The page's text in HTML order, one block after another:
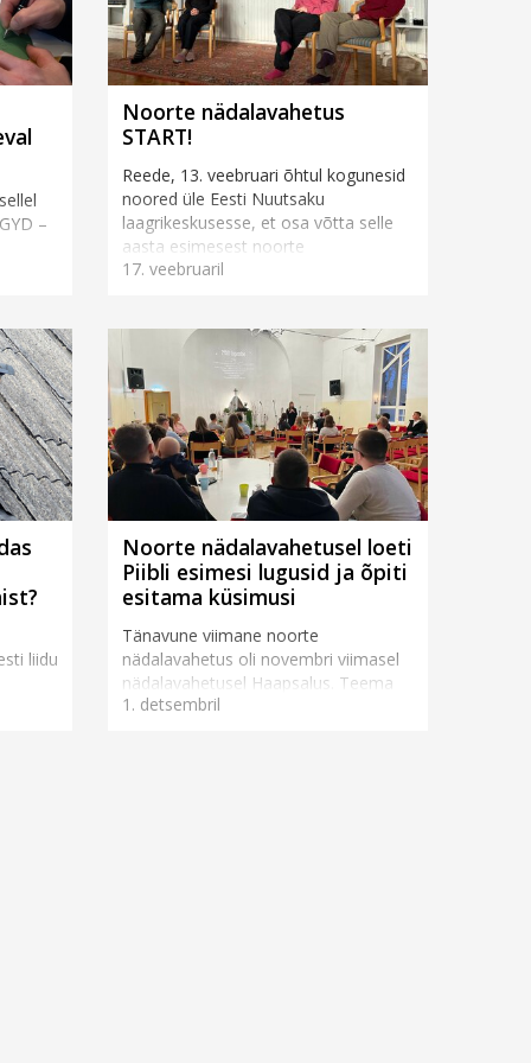
–
Noorte nädalavahetus
START!
Reede, 13. veebruari õhtul kogunesid
noored üle Eesti Nuutsaku
laagrikeskusesse, et osa võtta selle
aasta esimesest noorte
nädalavahetusest. Kolme päeva
17. veebruaril
liidu
Noorte nädalavahetusel loeti
Piibli esimesi lugusid ja õpiti
esitama küsimusi
Tänavune viimane noorte
nädalavahetus oli novembri viimasel
nädalavahetusel Haapsalus. Teema
oli küsimus „Mis siis, kui Lutsifer ei
1. detsembril